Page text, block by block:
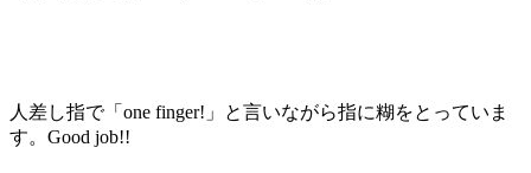
人差し指で「one finger!」と言いながら指に糊をとっていま
す。Good job!!